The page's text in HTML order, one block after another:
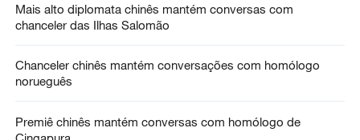
Mais alto diplomata chinês mantém conversas com
chanceler das Ilhas Salomão
Chanceler chinês mantém conversações com homólogo
norueguês
Premiê chinês mantém conversas com homólogo de